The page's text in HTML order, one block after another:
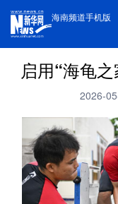
海南频道手机版
启用“海龟
2026-